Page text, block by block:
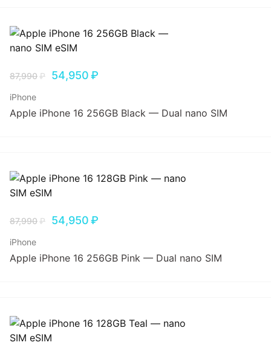
87,990₽ 54,950₽
iPhone
Apple iPhone 16 256GB Black — Dual nano SIM
87,990₽ 54,950₽
iPhone
Apple iPhone 16 256GB Pink — Dual nano SIM